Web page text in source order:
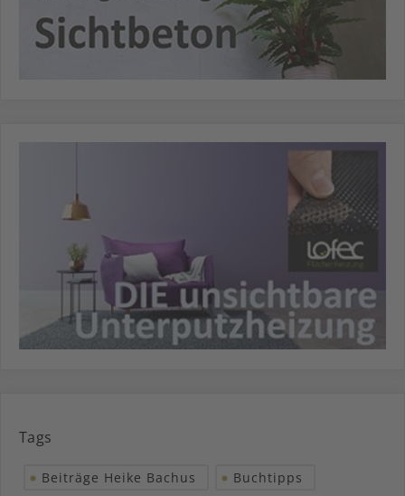
Tags
Beiträge Heike Bachus
Buchtipps